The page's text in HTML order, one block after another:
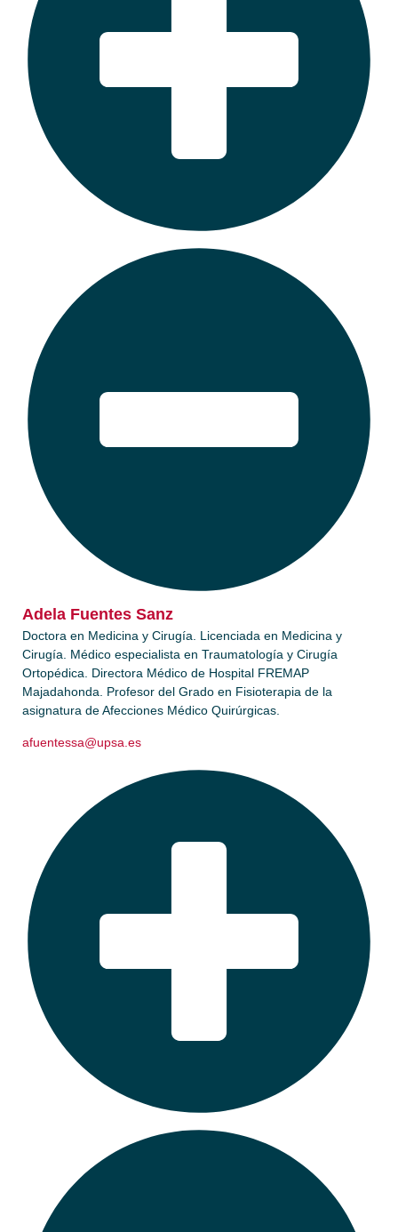
Adela Fuentes Sanz
Doctora en Medicina y Cirugía. Licenciada en Medicina y
Cirugía. Médico especialista en Traumatología y Cirugía
Ortopédica. Directora Médico de Hospital FREMAP
Majadahonda. Profesor del Grado en Fisioterapia de la
asignatura de Afecciones Médico Quirúrgicas.
afuentessa@upsa.es